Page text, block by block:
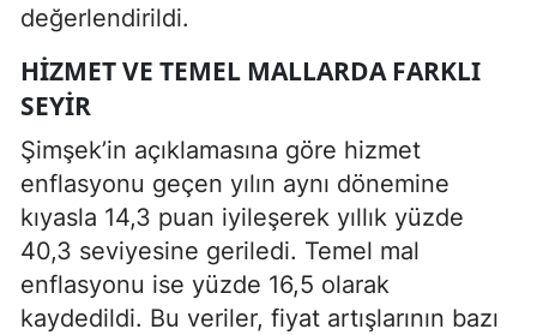
değerlendirildi.
HIZMET VE TEMEL MALLARDA FARKLI
SEYIR
Şimşek’in açıklamasına göre hizmet
enflasyonu geçen yılın aynı dönemine
kıyasla 14,3 puan iyileşerek yıllık yüzde
40,3 seviyesine geriledi. Temel mal
enflasyonu ise yüzde 16,5 olarak
kaydedildi. Bu veriler, fiyat artışlarının bazı